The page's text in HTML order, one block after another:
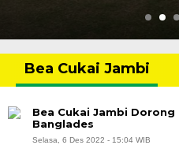
Bea Cukai Jambi
Bea Cukai Jambi
Banglades
Selasa, 6 Des 2022 - 15:04 WIB